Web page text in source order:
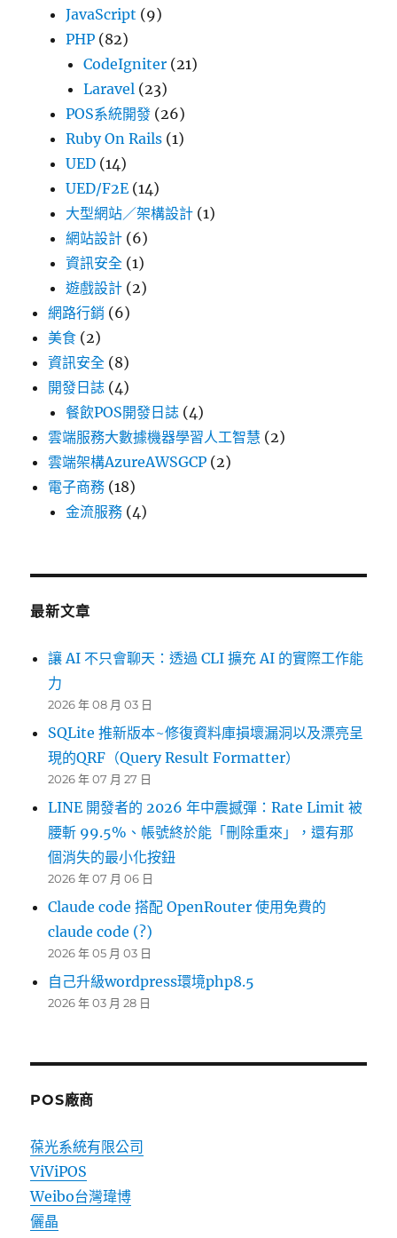
JavaScript (9)
PHP (82)
CodeIgniter (21)
Laravel (23)
POS系統開發 (26)
Ruby On Rails (1)
UED (14)
UED/F2E (14)
大型網站／架構設計 (1)
網站設計 (6)
資訊安全 (1)
遊戲設計 (2)
網路行銷 (6)
美食 (2)
資訊安全 (8)
開發日誌 (4)
餐飲POS開發日誌 (4)
雲端服務大數據機器學習人工智慧 (2)
雲端架構AzureAWSGCP (2)
電子商務 (18)
金流服務 (4)
最新文章
讓 AI 不只會聊天：透過 CLI 擴充 AI 的實際工作能
力
2026 年 08 月 03 日
SQLite 推新版本~修復資料庫損壞漏洞以及漂亮呈
現的QRF（Query Result Formatter）
2026 年 07 月 27 日
LINE 開發者的 2026 年中震撼彈：Rate Limit 被
腰斬 99.5%、帳號終於能「刪除重來」，還有那
個消失的最小化按鈕
2026 年 07 月 06 日
Claude code 搭配 OpenRouter 使用免費的
claude code (?)
2026 年 05 月 03 日
自己升級wordpress環境php8.5
2026 年 03 月 28 日
POS廠商
葆光系統有限公司
ViViPOS
Weibo台灣瑋博
儷晶